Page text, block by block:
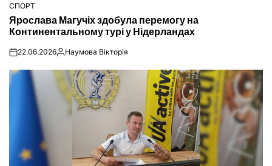
ОПУБЛІКУВАТИ
У
СПОРТ
Ярослава Магучіх здобула перемогу на
Континентальному турі у Нідерландах
on22.06.2026Опубліковано
Наумова Вікторія